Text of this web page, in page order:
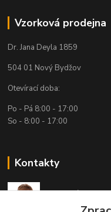
Vzorková prodejna
Dr. Jana Deyla 1859
504 01 Nový Bydžov
Otevírací doba:
Po - Pá 8:00 - 17:00
So - 8:00 - 17:00
Kontakty
Technická podpora